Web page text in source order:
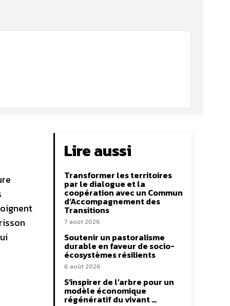
Lire aussi
Transformer les territoires
par le dialogue et la
coopération avec un Commun
d’Accompagnement des
Transitions
7 août 2026
Soutenir un pastoralisme
durable en faveur de socio-
écosystèmes résilients
6 août 2026
S’inspirer de l’arbre pour un
modèle économique
régénératif du vivant …